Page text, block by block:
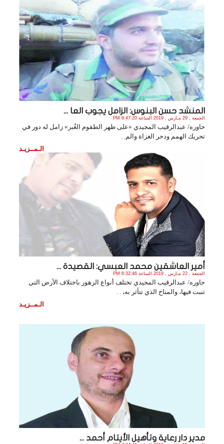
المنشد حسن البنوس: الزامل يجوب العا ...
الجمعة , 29 مـارس , 2019 الساعة 8:47:20 PM
حاوره/ عبدالرقيب المجيدي «على ظهر الطقوم الغُبر» زامل له دور في
تحريك الهمم ودحر الغزاة والم. .
الـمــزيـد
أمير العاشقين محمد العبسي: القصيدة ...
الجمعة , 22 مـارس , 2019 الساعة 6:32:46 PM
حاوره/ عبدالرقيب المجيدي تختلف أنواع الزهور باختلاف الأرض التي
تنبت فيها، والمناخ الذي تتأثر به، . .
الـمــزيـد
مدير دار رعاية وتأهيل الأيتام أحمد ...